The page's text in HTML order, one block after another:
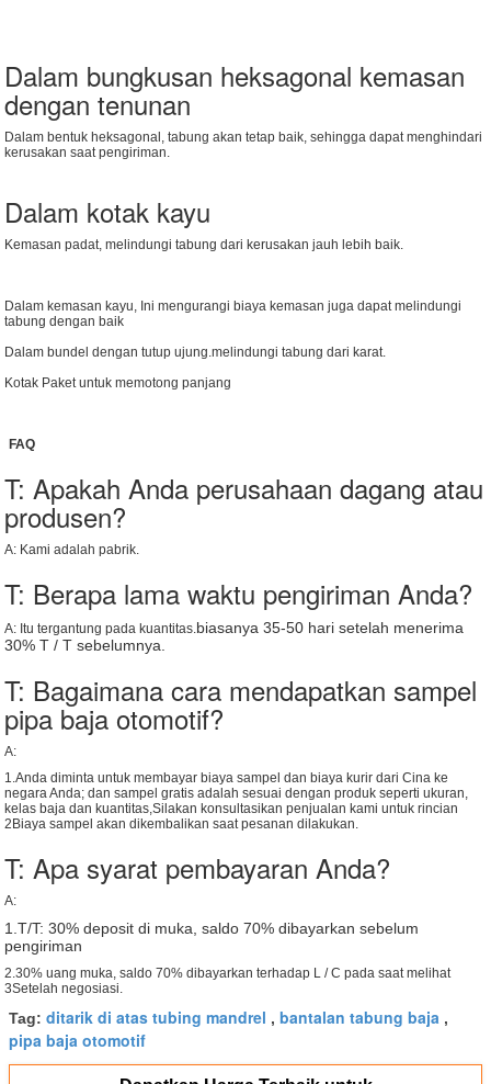
Dalam bungkusan heksagonal kemasan
dengan tenunan
Dalam bentuk heksagonal, tabung akan tetap baik, sehingga dapat menghindari
kerusakan saat pengiriman.
Dalam kotak kayu
Kemasan padat, melindungi tabung dari kerusakan jauh lebih baik.
Dalam kemasan kayu, Ini mengurangi biaya kemasan juga dapat melindungi
tabung dengan baik
Dalam bundel dengan tutup ujung.melindungi tabung dari karat.
Kotak Paket untuk memotong panjang
FAQ
T: Apakah Anda perusahaan dagang atau
produsen?
A: Kami adalah pabrik.
T: Berapa lama waktu pengiriman Anda?
A: Itu tergantung pada kuantitas.biasanya 35-50 hari setelah menerima
30% T / T sebelumnya.
T: Bagaimana cara mendapatkan sampel
pipa baja otomotif?
A:
1.Anda diminta untuk membayar biaya sampel dan biaya kurir dari Cina ke
negara Anda; dan sampel gratis adalah sesuai dengan produk seperti ukuran,
kelas baja dan kuantitas,Silakan konsultasikan penjualan kami untuk rincian
2Biaya sampel akan dikembalikan saat pesanan dilakukan.
T: Apa syarat pembayaran Anda?
A:
1.T/T: 30% deposit di muka, saldo 70% dibayarkan sebelum
pengiriman
2.30% uang muka, saldo 70% dibayarkan terhadap L / C pada saat melihat
3Setelah negosiasi.
Tag: ditarik di atas tubing mandrel , bantalan tabung baja ,
pipa baja otomotif